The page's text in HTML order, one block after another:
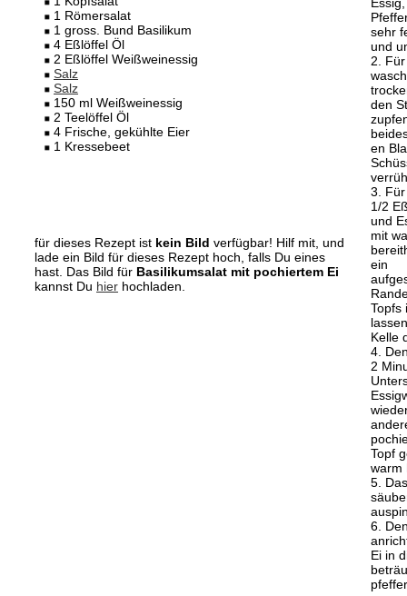
1 Römersalat
1 gross. Bund Basilikum
4 Eßlöffel Öl
2 Eßlöffel Weißweinessig
Salz
Salz
150 ml Weißweinessig
2 Teelöffel Öl
4 Frische, gekühlte Eier
1 Kressebeet
für dieses Rezept ist kein Bild verfügbar! Hilf mit, und
lade ein Bild für dieses Rezept hoch, falls Du eines
hast. Das Bild für Basilikumsalat mit pochiertem Ei
kannst Du hier hochladen.
sehr
und
2.
den
en
3.
1/2
und
mit
ein
Topfs
Kelle
4.
2
Topf
warm
5.
6.
Ei in